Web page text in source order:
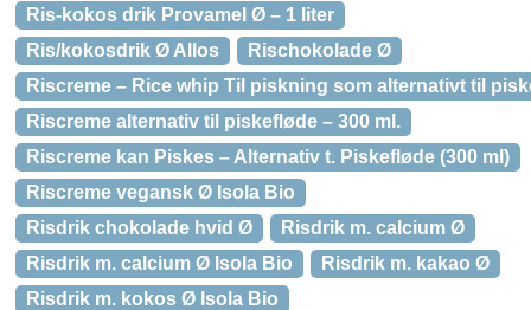
Ris-kokos drik Provamel Ø – 1 liter
Ris/kokosdrik Ø Allos
Rischokolade Ø
Riscreme – Rice whip Til piskning som alternativt til
Riscreme alternativ til piskefløde – 300 ml.
Riscreme kan Piskes – Alternativ t. Piskefløde (300 ml)
Riscreme vegansk Ø Isola Bio
Risdrik chokolade hvid Ø
Risdrik m. calcium Ø
Risdrik m. calcium Ø Isola Bio
Risdrik m. kakao Ø
Risdrik m. kokos Ø Isola Bio